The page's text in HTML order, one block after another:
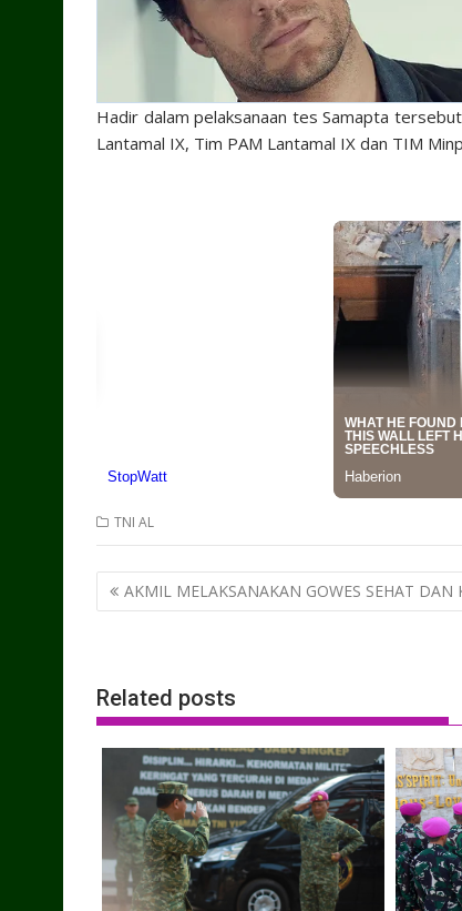
Hadir dalam pelaksanaan tes Samapta
Lantamal IX, Tim PAM Lantamal IX dan TIM
TNI AL
Post
navigation
AKMIL MELAKSANAKAN GOWES SEHAT DAN
Related posts